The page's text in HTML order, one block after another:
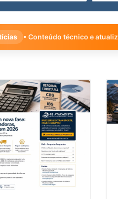
• Conteúdo técnico e